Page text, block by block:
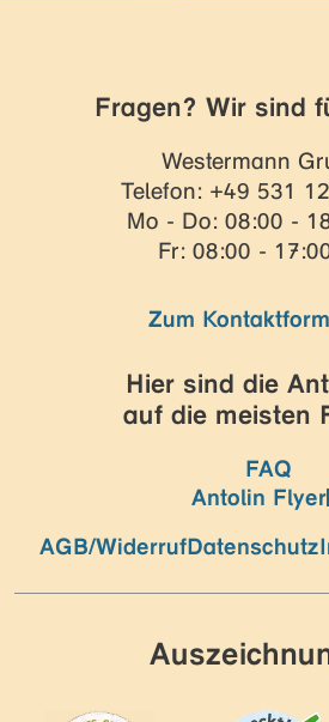
Fragen? Wir sind
Westermann
Telefon: +49 531
Mo - Do: 08:00 -
Fr: 08:00 -
Zum
Hier sind die
auf die meisten
FAQ
Antolin Flyer
AGB/WiderrufDatenschutz